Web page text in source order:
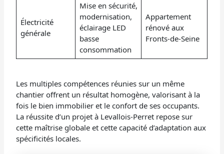
Électricité
générale
Mise en sécurité,
modernisation,
éclairage LED
basse
consommation
Appartement
rénové aux
Fronts-de-Seine
Les multiples compétences réunies sur un même
chantier offrent un résultat homogène, valorisant à la
fois le bien immobilier et le confort de ses occupants.
La réussite d’un projet à Levallois-Perret repose sur
cette maîtrise globale et cette capacité d’adaptation aux
spécificités locales.